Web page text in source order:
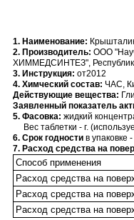
1. Наименование:
2. Производитель: ООО
ХИММЕДСИНТЕЗ",
3. Инструкция: от2012
4. Химческий состав: ЧАС,
Действующие вещества:
Заявленный показатель
5. Фacовка: жидкий
Вес таблетки - г.
6. Срок годности в упаковке
7. Расход средства на
Способ применения
Расход средства на
Расход средства на
Расход средства на